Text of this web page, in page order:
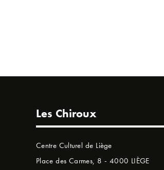
Les Chiroux
Centre Culturel de Liège
Place des Carmes, 8 - 4000 LIÈGE